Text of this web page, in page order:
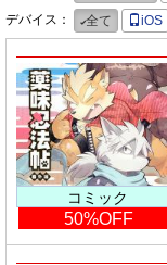
デバイス：
全て iOS
コミック
50%OFF